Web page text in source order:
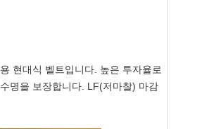
현대식 벨트입니다. 높은 투자율로
명을 보장합니다. LF(저마찰) 마감